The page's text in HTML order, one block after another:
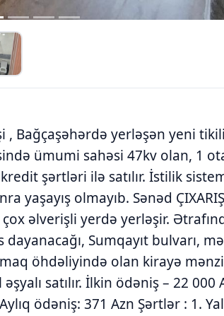
, Bağçaşəhərdə yerləşən yeni
ümumi sahəsi 47kv olan, 1
şərtləri ilə satılır. İstilik
yaşayış olmayıb. Sənəd
əlverişli yerdə yerləşir.
Sumqayıt bulvarı,
öhdəliyində olan kirayə
satılır. İlkin ödəniş – 22 000
ödəniş: 371 Azn Şərtlər : 1.